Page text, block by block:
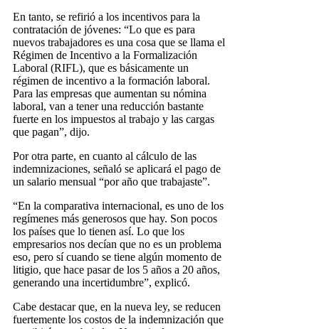
En tanto, se refirió a los incentivos para la
contratación de jóvenes: “Lo que es para
nuevos trabajadores es una cosa que se llama el
Régimen de Incentivo a la Formalización
Laboral (RIFL), que es básicamente un
régimen de incentivo a la formación laboral.
Para las empresas que aumentan su nómina
laboral, van a tener una reducción bastante
fuerte en los impuestos al trabajo y las cargas
que pagan”, dijo.
Por otra parte, en cuanto al cálculo de las
indemnizaciones, señaló se aplicará el pago de
un salario mensual “por año que trabajaste”.
“En la comparativa internacional, es uno de los
regímenes más generosos que hay. Son pocos
los países que lo tienen así. Lo que los
empresarios nos decían que no es un problema
eso, pero sí cuando se tiene algún momento de
litigio, que hace pasar de los 5 años a 20 años,
generando una incertidumbre”, explicó.
Cabe destacar que, en la nueva ley, se reducen
fuertemente los costos de la indemnización que